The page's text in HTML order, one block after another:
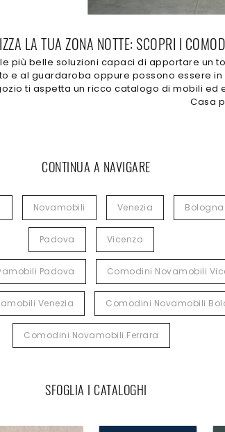
LA TUA ZONA NOTTE: SCOPRI I
più belle soluzioni capaci di apportare
e al guardaroba oppure possono essere
ti aspetta un ricco catalogo di mobili
Casa
CONTINUA A NAVIGARE
Novamobili Venezia Bologna
Padova Vicenza
Padova Comodini Novamobili
Venezia Comodini Novamobili
Comodini Novamobili Ferrara
SFOGLIA I CATALOGHI